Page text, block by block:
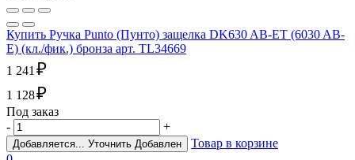
Купить Ручка Punto (Пунто) защелка DK630 AB-ET (6030 AB-
E) (кл./фик.) бронза арт. TL34669
1 241₽
1 128₽
Под заказ
-
+
Добавляется... Уточнить Добавлен
Товар в корзине